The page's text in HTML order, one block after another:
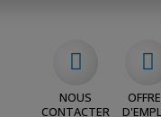
NOUS
CONTACTER